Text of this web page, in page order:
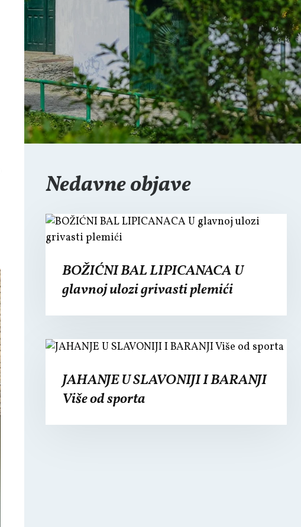
Nedavne objave
BOŽIĆNI BAL LIPICANACA U
glavnoj ulozi grivasti plemići
JAHANJE U SLAVONIJI I BARANJI
Više od sporta